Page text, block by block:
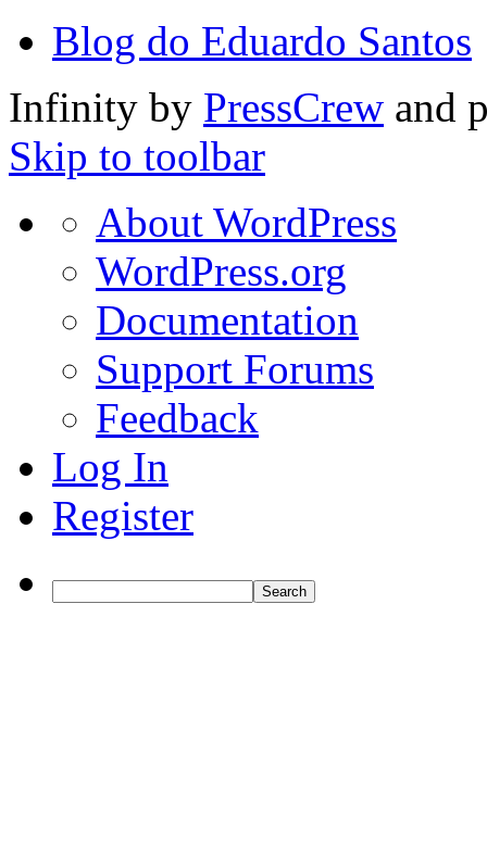
Blog do Eduardo Santos
Infinity by PressCrew and
Skip to toolbar
WordPressAbout WordPress
WordPress.org
Documentation
Support Forums
Feedback
Log In
Register
Search